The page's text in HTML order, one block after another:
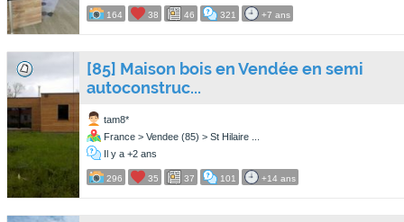
164 38 46 321 +7 ans
[85] Maison bois en Vendée en semi
autoconstruc...
tam8*
France > Vendee (85) > St Hilaire ...
Il y a +2 ans
296 35 37 101 +14 ans